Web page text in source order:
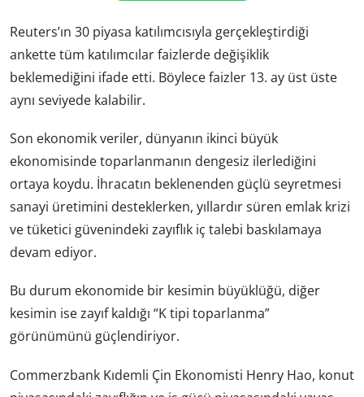
Reuters’ın 30 piyasa katılımcısıyla gerçekleştirdiği
ankette tüm katılımcılar faizlerde değişiklik
beklemediğini ifade etti. Böylece faizler 13. ay üst üste
aynı seviyede kalabilir.
Son ekonomik veriler, dünyanın ikinci büyük
ekonomisinde toparlanmanın dengesiz ilerlediğini
ortaya koydu. İhracatın beklenenden güçlü seyretmesi
sanayi üretimini desteklerken, yıllardır süren emlak krizi
ve tüketici güvenindeki zayıflık iç talebi baskılamaya
devam ediyor.
Bu durum ekonomide bir kesimin büyüklüğü, diğer
kesimin ise zayıf kaldığı “K tipi toparlanma”
görünümünü güçlendiriyor.
Commerzbank Kıdemli Çin Ekonomisti Henry Hao, konut